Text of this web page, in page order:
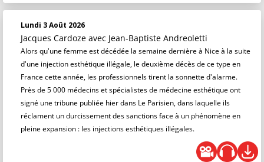
Lundi 3 Août 2026
Jacques Cardoze avec Jean-Baptiste Andreoletti
Alors qu'une femme est décédée la semaine dernière à Nice à la suite
d'une injection esthétique illégale, le deuxième décès de ce type en
France cette année, les professionnels tirent la sonnette d'alarme.
Près de 5 000 médecins et spécialistes de médecine esthétique ont
signé une tribune publiée hier dans Le Parisien, dans laquelle ils
réclament un durcissement des sanctions face à un phénomène en
pleine expansion : les injections esthétiques illégales.